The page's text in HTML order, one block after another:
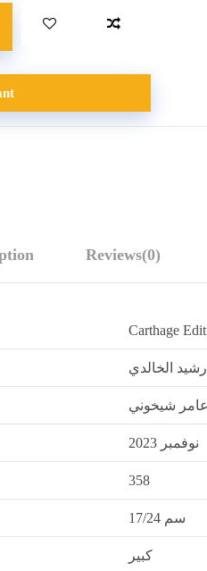
Reviews(0)
رشيد الخالدي
شيخوني
نوفمبر 2023
358
17/24 سم
كبير